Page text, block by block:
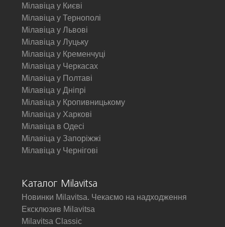
Мілавіца у Києві
Мілавіца у Тернополі
Мілавіца у Львові
Мілавіца у Луцьку
Мілавіца у Кременчуці
Мілавіца у Черкасах
Мілавіца у Полтаві
Мілавіца у Дніпрі
Мілавіца у Кропивницькому
Мілавіца у Харкові
Мілавіца в Одесі
Мілавіца у Запоріжжі
Мілавіца у Чернігові
Каталог Milavitsa
Новинки Milavitsa. Чекаємо на надходження
Ексклюзив Milavitsa
Milavitsa Classic